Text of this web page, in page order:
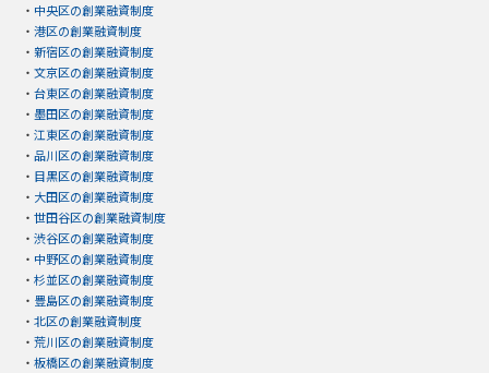
・ 中央区の創業融資制度
・ 港区の創業融資制度
・ 新宿区の創業融資制度
・ 文京区の創業融資制度
・ 台東区の創業融資制度
・ 墨田区の創業融資制度
・ 江東区の創業融資制度
・ 品川区の創業融資制度
・ 目黒区の創業融資制度
・ 大田区の創業融資制度
・ 世田谷区の創業融資制度
・ 渋谷区の創業融資制度
・ 中野区の創業融資制度
・ 杉並区の創業融資制度
・ 豊島区の創業融資制度
・ 北区の創業融資制度
・ 荒川区の創業融資制度
・ 板橋区の創業融資制度